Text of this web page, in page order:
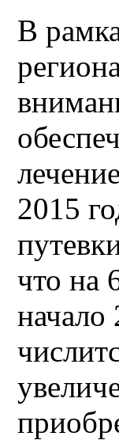
В
2015
что на
начало